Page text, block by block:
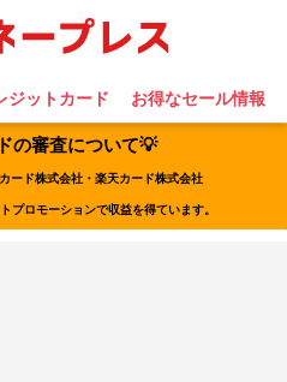
ジットカード お得なセール情報
の審査について💡
ード株式会社・楽天カード株式会社
プロモーションで収益を得ています。